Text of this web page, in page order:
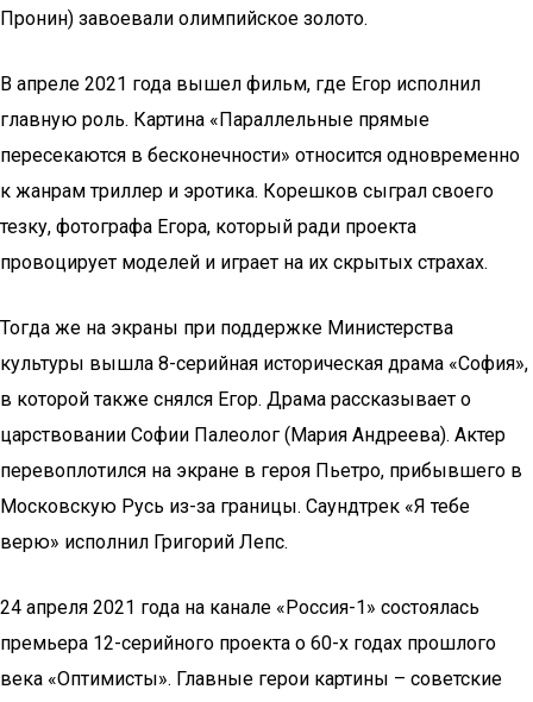
Пронин) завоевали олимпийское золото.
В апреле 2021 года вышел фильм, где Егор исполнил
главную роль. Картина «Параллельные прямые
пересекаются в бесконечности» относится одновременно
к жанрам триллер и эротика. Корешков сыграл своего
тезку, фотографа Егора, который ради проекта
провоцирует моделей и играет на их скрытых страхах.
Тогда же на экраны при поддержке Министерства
культуры вышла 8-серийная историческая драма «София»,
в которой также снялся Егор. Драма рассказывает о
царствовании Софии Палеолог (Мария Андреева). Актер
перевоплотился на экране в героя Пьетро, прибывшего в
Московскую Русь из-за границы. Саундтрек «Я тебе
верю» исполнил Григорий Лепс.
24 апреля 2021 года на канале «Россия-1» состоялась
премьера 12-серийного проекта о 60-х годах прошлого
века «Оптимисты». Главные герои картины – советские